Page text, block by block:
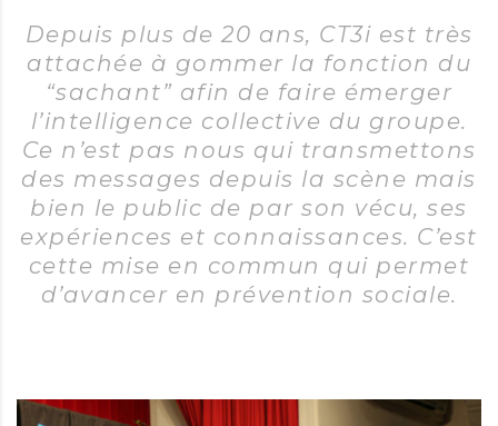
Depuis plus de 20 ans, CT3i est très
attachée à gommer la fonction du
“sachant” afin de faire émerger
l’intelligence collective du groupe.
Ce n’est pas nous qui transmettons
des messages depuis la scène mais
bien le public de par son vécu, ses
expériences et connaissances. C’est
cette mise en commun qui permet
d’avancer en prévention sociale.